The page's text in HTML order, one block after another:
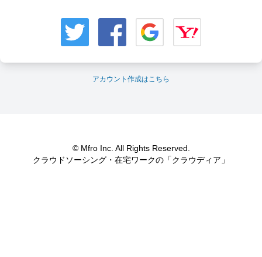
アカウント作成はこちら
© Mfro Inc. All Rights Reserved.
クラウドソーシング・在宅ワークの「クラウディア」